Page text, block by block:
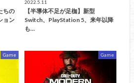
ちの
ョン
2022.5.11
【半導体不足が足枷】新型
Switch、PlayStation 5、来年以降
も…
Game Game